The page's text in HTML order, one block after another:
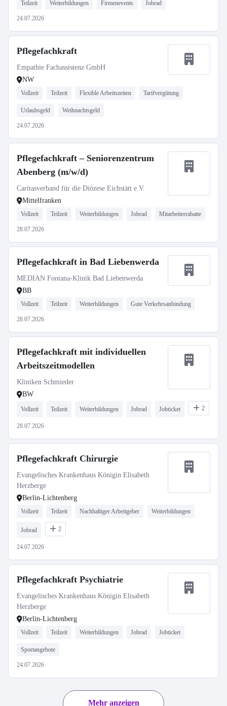
Teilzeit Weiterbildungen Firmenevents Jobrad
24.07.2026
Pflegefachkraft
Empathie Fachassistenz GmbH
NW
Vollzeit Teilzeit Flexible Arbeitszeiten Tarifvergütung
Urlaubsgeld Weihnachtsgeld
24.07.2026
Pflegefachkraft – Seniorenzentrum
Abenberg (m/w/d)
Caritasverband für die Diözese Eichstätt e.V.
Mittelfranken
Vollzeit Teilzeit Weiterbildungen Jobrad Mitarbeiterrabatte
28.07.2026
Pflegefachkraft in Bad Liebenwerda
MEDIAN Fontana-Klinik Bad Liebenwerda
BB
Vollzeit Teilzeit Weiterbildungen Gute Verkehrsanbindung
28.07.2026
Pflegefachkraft mit individuellen
Arbeitszeitmodellen
Kliniken Schmieder
BW
Vollzeit Teilzeit Weiterbildungen Jobrad Jobticket 2
28.07.2026
Pflegefachkraft Chirurgie
Evangelisches Krankenhaus Königin Elisabeth
Herzberge
Berlin-Lichtenberg
Vollzeit Teilzeit Nachhaltiger Arbeitgeber Weiterbildungen
Jobrad 2
24.07.2026
Pflegefachkraft Psychiatrie
Evangelisches Krankenhaus Königin Elisabeth
Herzberge
Berlin-Lichtenberg
Vollzeit Teilzeit Weiterbildungen Jobrad Jobticket
Sportangebote
24.07.2026
Mehr anzeigen